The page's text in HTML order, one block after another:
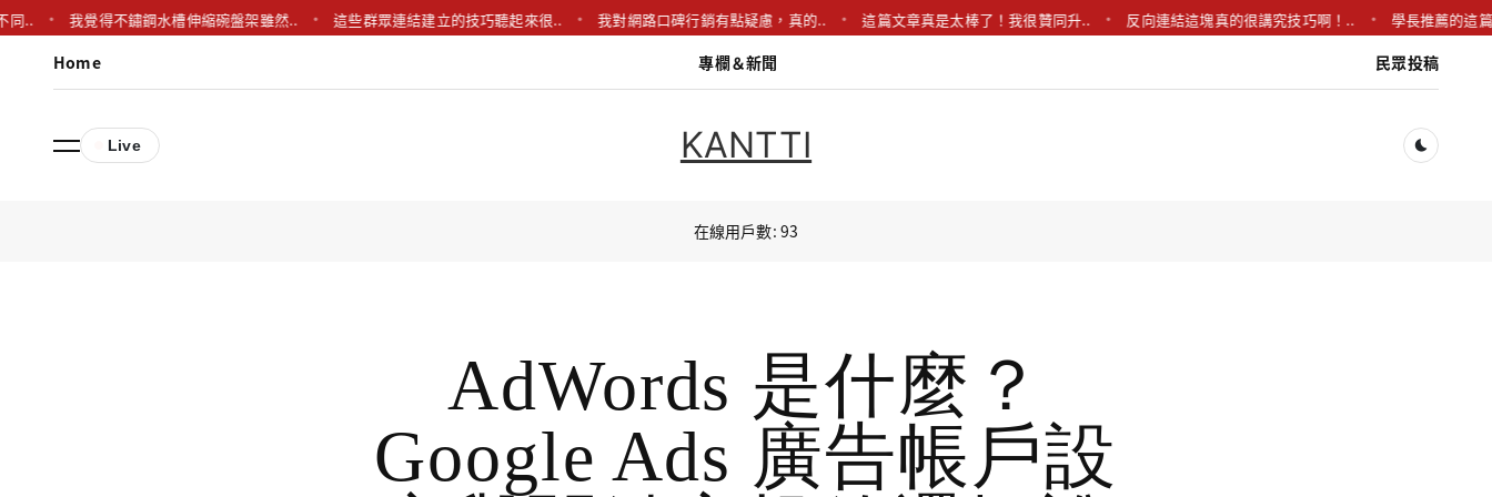
我覺得不鏽鋼水槽伸縮碗盤架雖然.. 這些群眾連結建立的技巧聽起來很.. 我對網路口碑行銷有點疑慮，真的.. 這篇文章真是太棒了！我很贊同升.. 反向連結這塊真的很講究技巧啊！.. 學長推薦的這篇真的
Home 專欄＆新聞 民眾投稿
Live KANTTI
在線用戶數: 93
AdWords 是什麼？
Google Ads 廣告帳戶設